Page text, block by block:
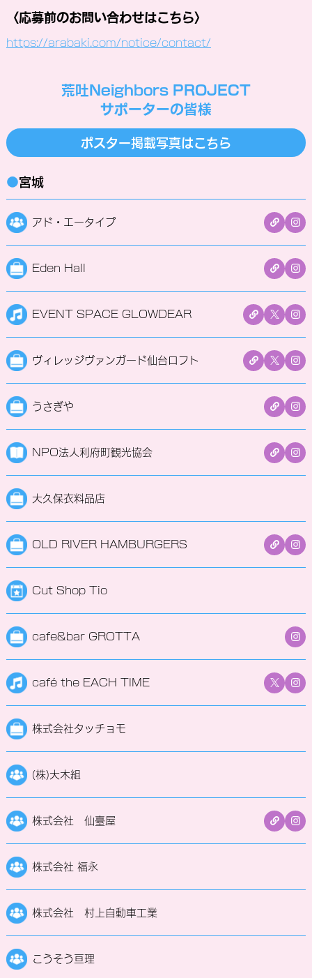
〈応募前のお問い合わせはこちら〉
https://arabaki.com/notice/contact/
荒吐Neighbors PROJECT
サポーターの皆様
ポスター掲載写真はこちら
●宮城
アド・エータイプ
Eden Hall
EVENT SPACE GLOWDEAR
ヴィレッジヴァンガード仙台ロフト
うさぎや
NPO法人利府町観光協会
大久保衣料品店
OLD RIVER HAMBURGERS
Cut Shop Tio
cafe&bar GROTTA
café the EACH TIME
株式会社タッチョモ
(株)大木組
株式会社 仙臺屋
株式会社 福永
株式会社 村上自動車工業
こうそう亘理